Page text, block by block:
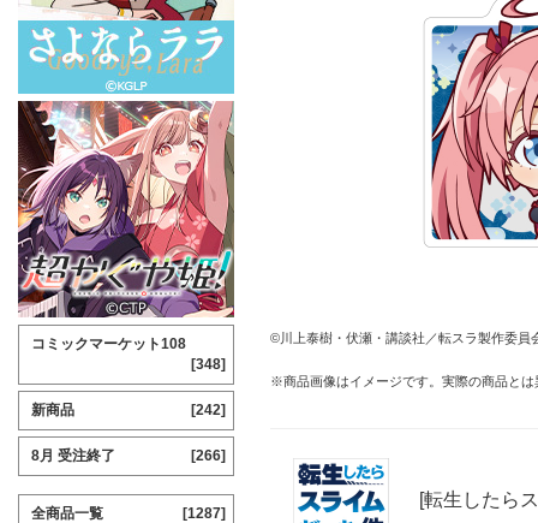
©川上泰樹・伏瀬・講談社／転スラ製作委員
※商品画像はイメージです。実際の商品と
[転生したら
コミックマーケット108
[348]
新商品 [242]
8月 受注終了 [266]
全商品一覧 [1287]